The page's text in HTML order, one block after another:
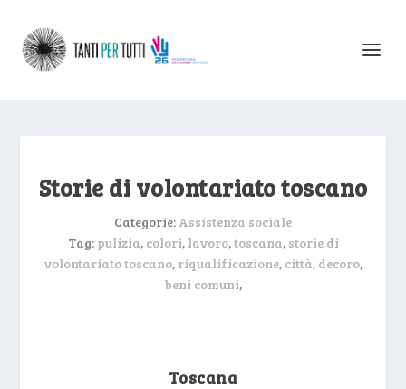
Storie di volontariato toscano
Categorie: Assistenza sociale
Tag: pulizia, colori, lavoro,toscana, storie di
volontariato toscano, riqualificazione, città, decoro,
beni comuni,
Toscana